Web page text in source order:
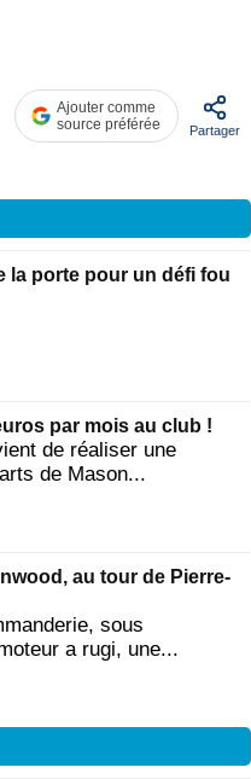
Ajouter comme
source préférée
Partager
la porte pour un défi fou
par mois au club !
de réaliser une
de Mason...
au tour de Pierre-
sous
a rugi, une...